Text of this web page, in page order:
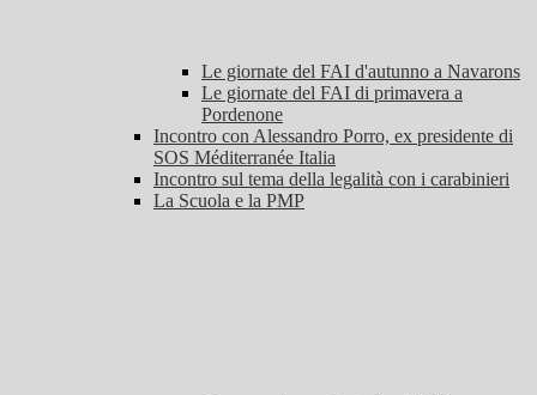
Le giornate del FAI d'autunno a Navarons
Le giornate del FAI di primavera a
Pordenone
Incontro con Alessandro Porro, ex presidente di
SOS Méditerranée Italia
Incontro sul tema della legalità con i carabinieri
La Scuola e la PMP